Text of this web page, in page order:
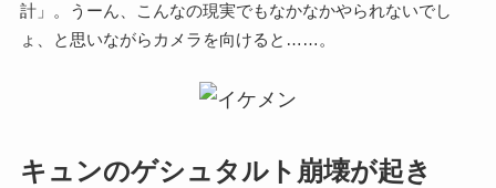
計」。うーん、こんなの現実でもなかなかやられないでし
ょ、と思いながらカメラを向けると……。
キュンのゲシュタルト崩壊が起き